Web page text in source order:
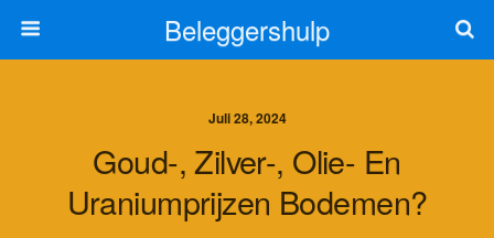
Beleggershulp
Juli 28, 2024
Goud-, Zilver-, Olie- En
Uraniumprijzen Bodemen?